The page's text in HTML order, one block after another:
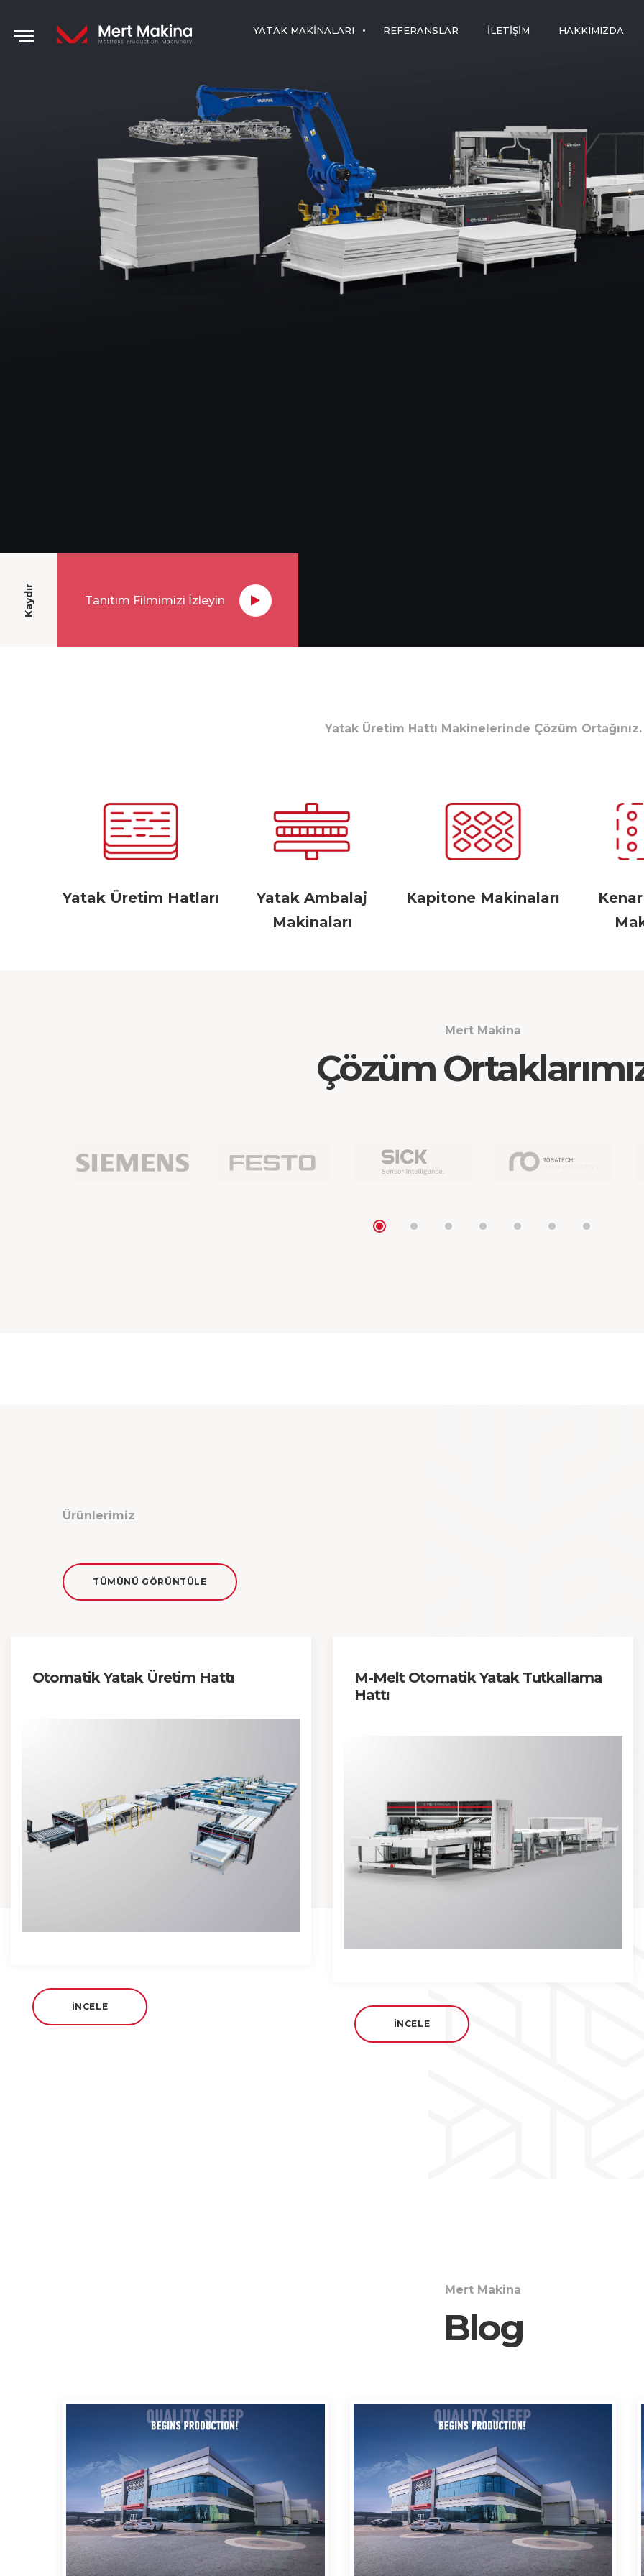
YATAK MAKINALARI REFERANSLAR İLETIŞIM HAKKIMIZDA
Kaydır Tanıtım Filmimizi İzleyin
Yatak Üretim Hattı Makinelerinde Çözüm Ortağınız.
Yatak Üretim Hatları
Yatak Ambalaj
Makinaları
Kapitone Makinaları
Mert Makina
Çözüm
Ürünlerimiz
TÜMÜNÜ GÖRÜNTÜLE
Otomatik Yatak Üretim Hattı
İNCELE
M-Melt Otomatik Yatak Tutkallama
Hattı
İNCELE
Mert Makina
Blog